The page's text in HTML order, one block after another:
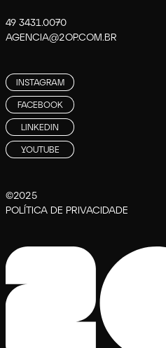
49 3431.0070
AGENCIA@2OP.COM.BR
INSTAGRAM
FACEBOOK
LINKEDIN
YOUTUBE
©2025
POLÍTICA DE PRIVACIDADE